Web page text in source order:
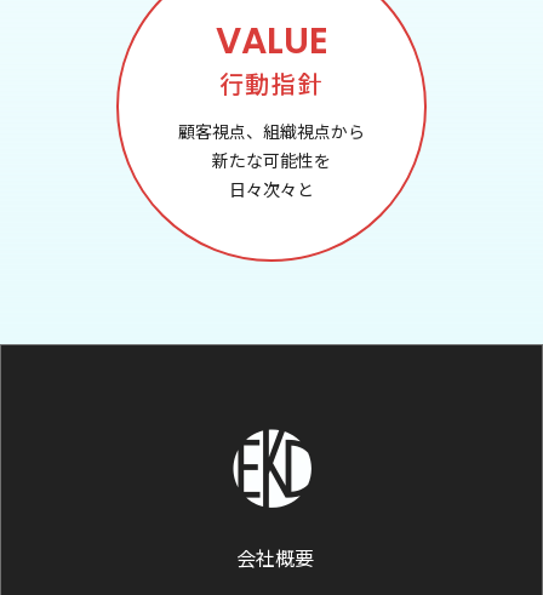
VALUE
行動指針
顧客視点、組織視点から
新たな可能性を
日々次々と
会社概要